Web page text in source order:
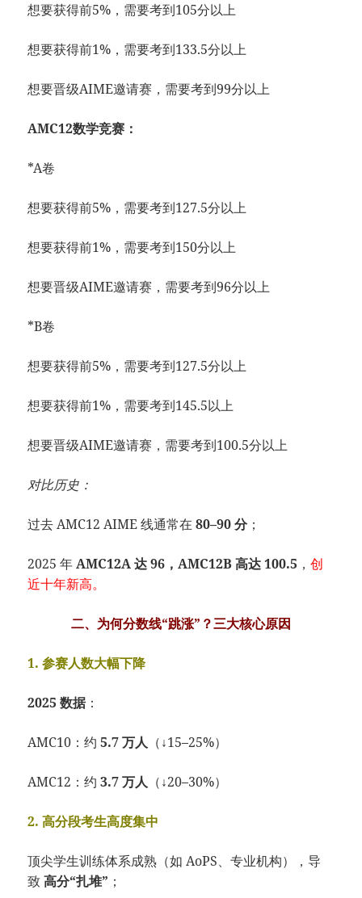
想要获得前5%，需要考到105分以上
想要获得前1%，需要考到133.5分以上
想要晋级AIME邀请赛，需要考到99分以上
AMC12数学竞赛：
*A卷
想要获得前5%，需要考到127.5分以上
想要获得前1%，需要考到150分以上
想要晋级AIME邀请赛，需要考到96分以上
*B卷
想要获得前5%，需要考到127.5分以上
想要获得前1%，需要考到145.5以上
想要晋级AIME邀请赛，需要考到100.5分以上
对比历史：
过去 AMC12 AIME 线通常在80–90 分；
2025 年AMC12A 达 96，AMC12B 高达 100.5 ，创
近十年新高。
二、为何分数线“跳涨”？三大核心原因
1. 参赛人数大幅下降
2025 数据：
AMC10：约5.7 万人 （↓15–25%）
AMC12：约3.7 万人 （↓20–30%）
2. 高分段考生高度集中
顶尖学生训练体系成熟（如 AoPS、专业机构），导
致高分“扎堆” ；